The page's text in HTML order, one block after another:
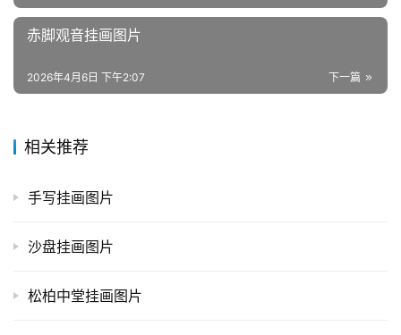
赤脚观音挂画图片
下一篇
2026年4月6日 下午2:07
相关推荐
手写挂画图片
沙盘挂画图片
松柏中堂挂画图片